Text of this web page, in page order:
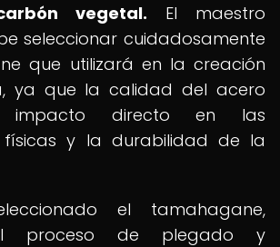
vegetal. El maestro
seleccionar cuidadosamente
que utilizará en la creación
ya que la calidad del acero
impacto directo en las
físicas y la durabilidad de la
el tamahagane,
proceso de plegado y